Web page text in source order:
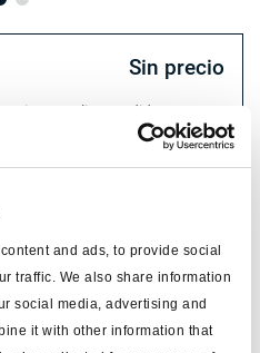
and ads, to provide social
traffic. We also share information
social media, advertising and
it with other information that
Sin precio
y realizar pedidos.
ABS GX/DGX/MGX2+MGX2E
2.4
recta